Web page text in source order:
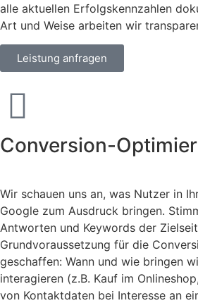
alle aktuellen Erfolgskennzahlen
Art und Weise arbeiten wir
Leistung anfragen
Conversion-
Wir schauen uns an, was Nutzer in
Google zum Ausdruck bringen.
Antworten und Keywords der
Grundvoraussetzung für die
geschaffen: Wann und wie bringen
interagieren (z.B. Kauf im
von Kontaktdaten bei Interesse an